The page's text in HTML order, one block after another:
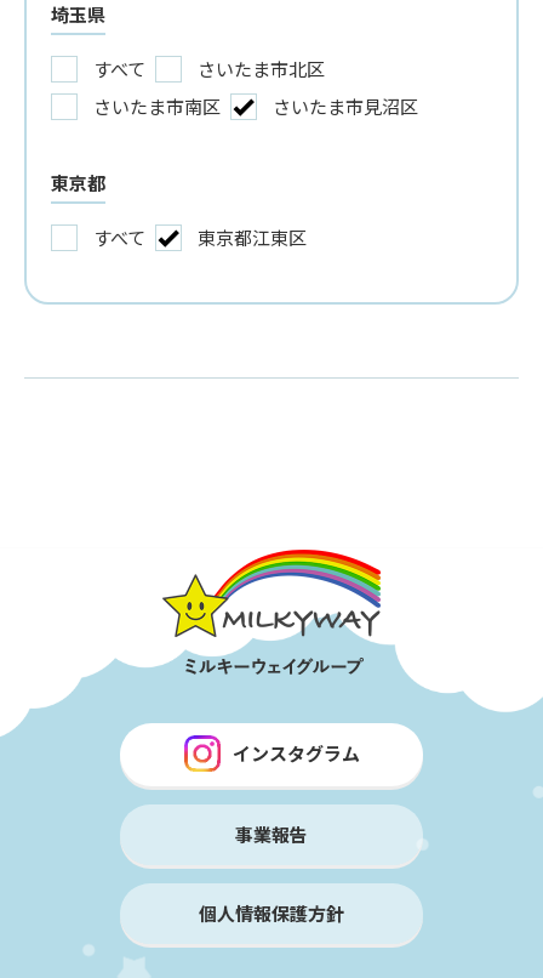
埼玉県
すべて
さいたま市北区
さいたま市南区
さいたま市見沼区
東京都
すべて 東京都江東区
インスタグラム
事業報告
個人情報保護方針